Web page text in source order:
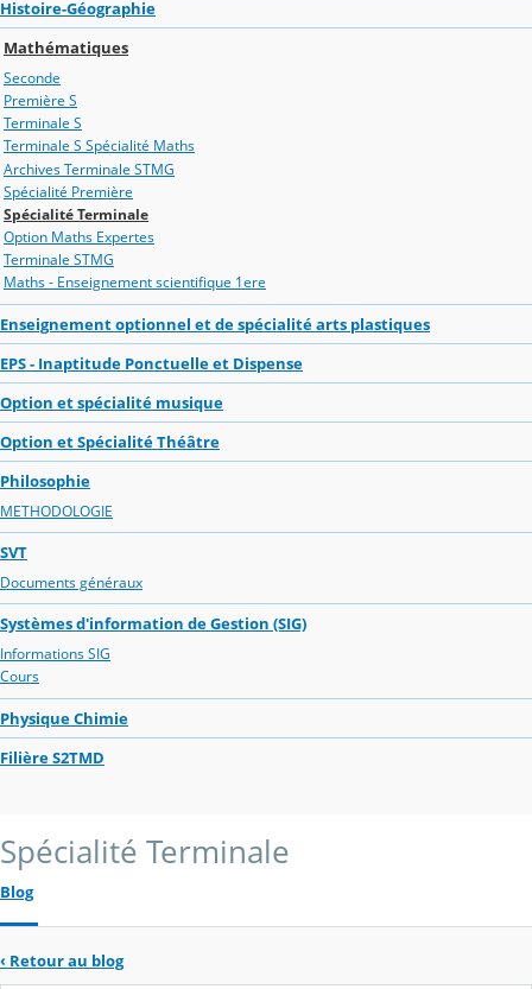
Histoire-Géographie
Mathématiques
Seconde
Première S
Terminale S
Terminale S Spécialité Maths
Archives Terminale STMG
Spécialité Première
Spécialité Terminale
Option Maths Expertes
Terminale STMG
Maths - Enseignement scientifique 1ere
Enseignement optionnel et de spécialité arts plastiques
EPS - Inaptitude Ponctuelle et Dispense
Option et spécialité musique
Option et Spécialité Théâtre
Philosophie
METHODOLOGIE
SVT
Documents généraux
Systèmes d'information de Gestion (SIG)
Informations SIG
Cours
Physique Chimie
Filière S2TMD
Spécialité Terminale
Blog
‹ Retour au blog